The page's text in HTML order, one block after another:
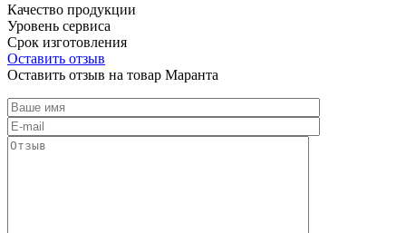
Качество продукции
Уровень сервиса
Срок изготовления
Оставить отзыв
Оставить отзыв на товар Маранта